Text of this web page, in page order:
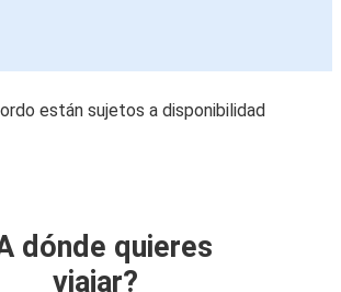
están sujetos a disponibilidad
dónde quieres
viajar?